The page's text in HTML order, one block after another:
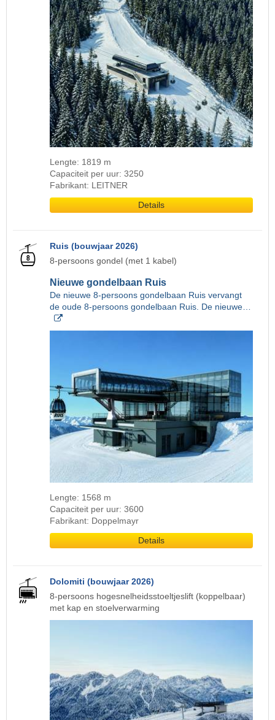
Lengte: 1819 m
Capaciteit per uur: 3250
Fabrikant: LEITNER
Details
Ruis (bouwjaar 2026)
8-persoons gondel (met 1 kabel)
Nieuwe gondelbaan Ruis
De nieuwe 8-persoons gondelbaan Ruis vervangt
de oude 8-persoons gondelbaan Ruis. De nieuwe…
Lengte: 1568 m
Capaciteit per uur: 3600
Fabrikant: Doppelmayr
Details
Dolomiti (bouwjaar 2026)
8-persoons hogesnelheidsstoeltjeslift (koppelbaar)
met kap en stoelverwarming